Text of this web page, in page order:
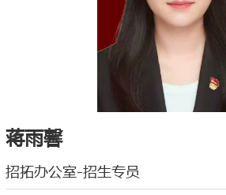
蒋雨馨
招拓办公室-招生专员